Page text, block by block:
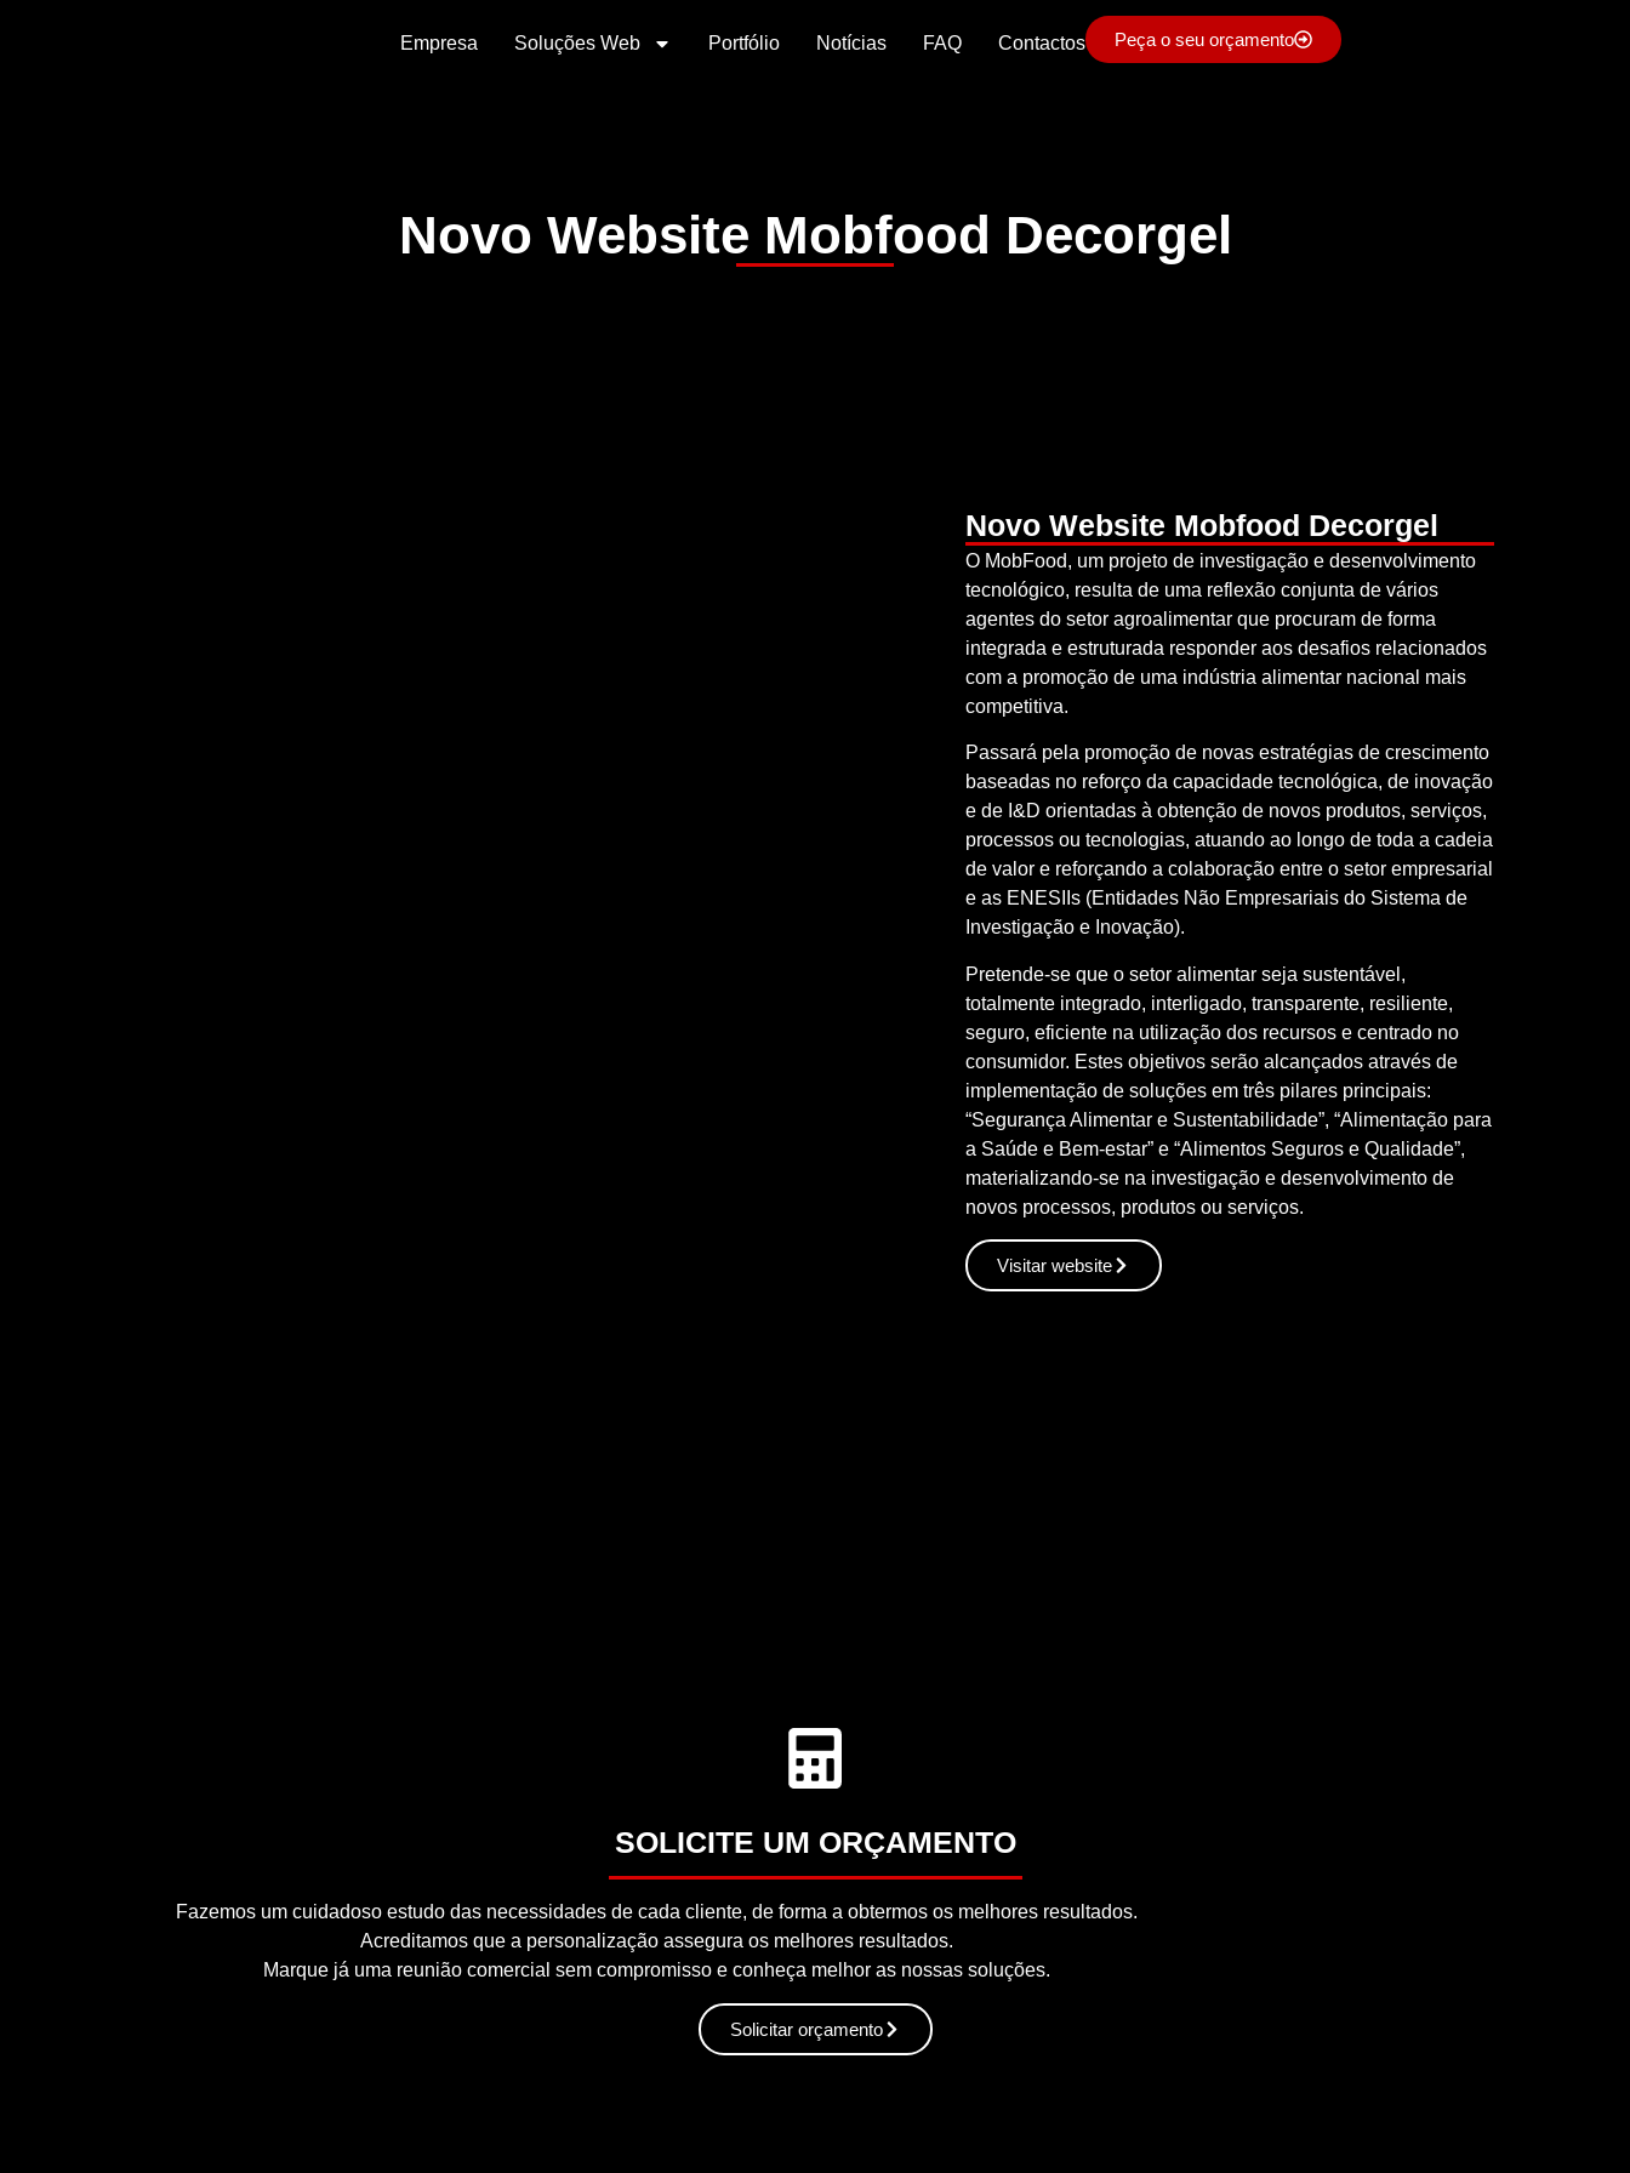
Empresa Soluções Web Portfólio Notícias FAQ Contactos Peça o seu orçamento
Novo Website Mobfood Decorgel
Novo Website Mobfood Decorgel
O MobFood, um projeto de investigação e desenvolvimento
tecnológico, resulta de uma reflexão conjunta de vários
agentes do setor agroalimentar que procuram de forma
integrada e estruturada responder aos desafios relacionados
com a promoção de uma indústria alimentar nacional mais
competitiva.
Passará pela promoção de novas estratégias de crescimento
baseadas no reforço da capacidade tecnológica, de inovação
e de I&D orientadas à obtenção de novos produtos, serviços,
processos ou tecnologias, atuando ao longo de toda a cadeia
de valor e reforçando a colaboração entre o setor empresarial
e as ENESIIs (Entidades Não Empresariais do Sistema de
Investigação e Inovação).
Pretende-se que o setor alimentar seja sustentável,
totalmente integrado, interligado, transparente, resiliente,
seguro, eficiente na utilização dos recursos e centrado no
consumidor. Estes objetivos serão alcançados através de
implementação de soluções em três pilares principais:
“Segurança Alimentar e Sustentabilidade”, “Alimentação para
a Saúde e Bem-estar” e “Alimentos Seguros e Qualidade”,
materializando-se na investigação e desenvolvimento de
novos processos, produtos ou serviços.
Visitar website
SOLICITE UM ORÇAMENTO
Fazemos um cuidadoso estudo das necessidades de cada cliente, de forma a obtermos os melhores resultados.
Acreditamos que a personalização assegura os melhores resultados.
Marque já uma reunião comercial sem compromisso e conheça melhor as nossas soluções.
Solicitar orçamento